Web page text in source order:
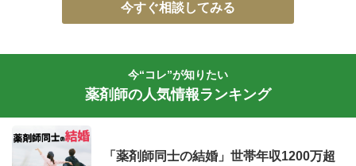
今すぐ相談してみる
今“コレ”が知りたい
薬剤師の人気情報ランキング
「薬剤師同士の結婚」世帯年収1200万超